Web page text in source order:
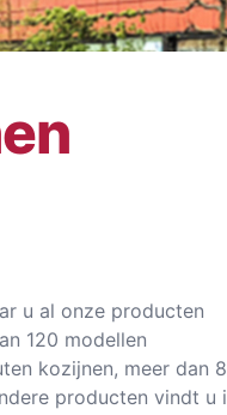
u al onze producten
120 modellen
kozijnen, meer dan
producten vindt u